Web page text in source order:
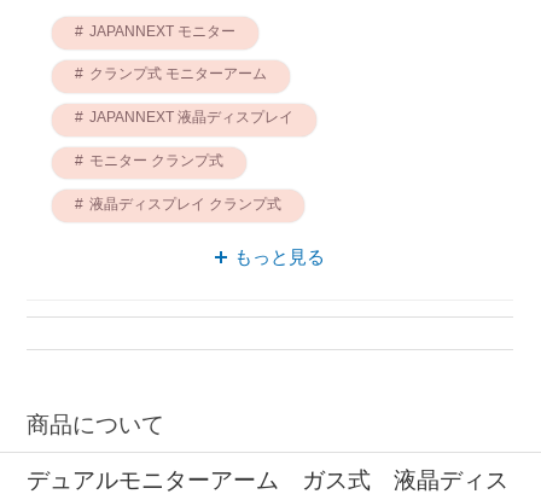
JAPANNEXT モニター
クランプ式 モニターアーム
JAPANNEXT 液晶ディスプレイ
モニター クランプ式
液晶ディスプレイ クランプ式
JAPANNEXT モニターアーム
もっと見る
商品について
デュアルモニターアーム ガス式 液晶ディス